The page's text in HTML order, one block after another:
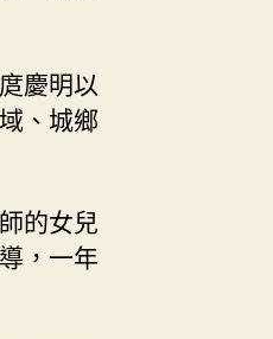
慶明以
、城鄉
的女兒
，一年